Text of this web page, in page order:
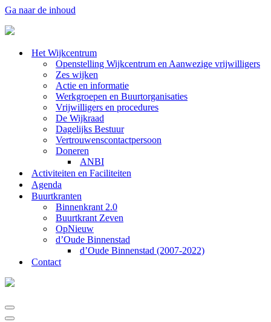
Ga naar de inhoud
Het Wijkcentrum
Openstelling Wijkcentrum en Aanwezige vrijwilligers
Zes wijken
Actie en informatie
Werkgroepen en Buurtorganisaties
Vrijwilligers en procedures
De Wijkraad
Dagelijks Bestuur
Vertrouwenscontactpersoon
Doneren
ANBI
Activiteiten en Faciliteiten
Agenda
Buurtkranten
Binnenkrant 2.0
Buurtkrant Zeven
OpNieuw
d’Oude Binnenstad
d’Oude Binnenstad (2007-2022)
Contact
Navigatie